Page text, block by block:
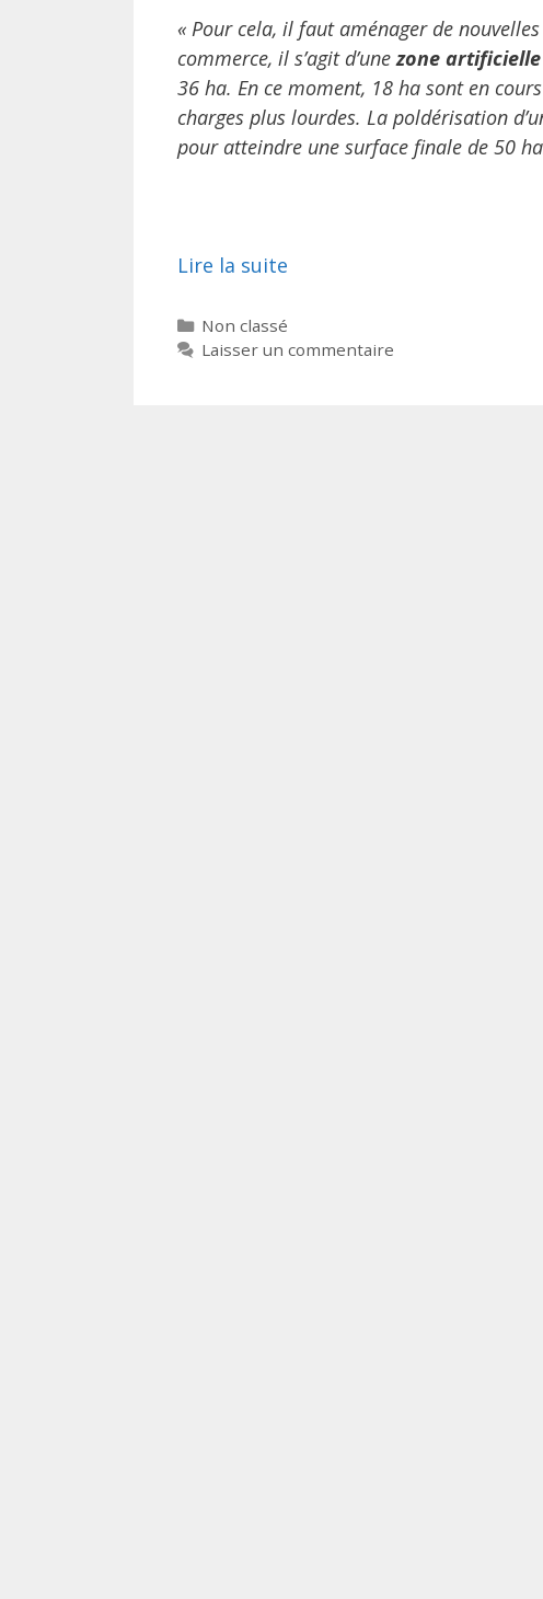
« Pour cela, il faut aménager de
commerce, il s’agit d’une zone
36 ha. En ce moment, 18 ha sont en
charges plus lourdes. La poldérisation
pour atteindre une surface finale de 50
Lire la suite
Catégories
Non classé
Laisser un commentaire